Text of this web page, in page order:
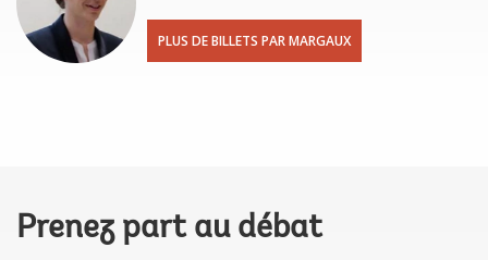
PLUS DE BILLETS PAR MARGAUX
Prenez part au débat